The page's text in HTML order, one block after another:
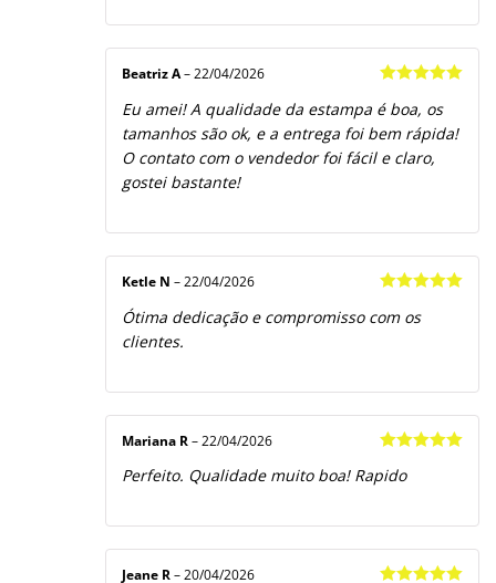
de 5
Beatriz A– 22/04/2026
Eu amei! A qualidade da estampa é boa, os
tamanhos são ok, e a entrega foi bem rápida!
O contato com o vendedor foi fácil e claro,
gostei bastante!
de 5
Ketle N – 22/04/2026
Ótima dedicação e compromisso com os
clientes.
de 5
Mariana R – 22/04/2026
Perfeito. Qualidade muito boa! Rapido
Jeane R – 20/04/2026